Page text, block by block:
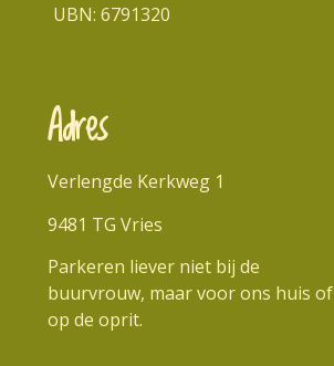
UBN: 6791320
Adres
Verlengde Kerkweg 1
9481 TG Vries
Parkeren liever niet bij de
buurvrouw, maar voor ons huis of
op de oprit.